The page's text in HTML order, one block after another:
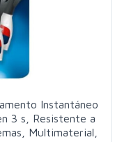
Instantáneo
3 s, Resistente a
Multimaterial,